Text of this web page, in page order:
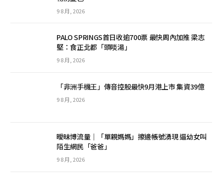
9 8 月, 2026
PALO SPRINGS首日收逾700票 最快周內加推 梁志
堅：食正北都「頭啖湯」
9 8 月, 2026
「非洲手機王」傳音控股最快9月港上市 集資39億
9 8 月, 2026
曖昧博流量｜「單親媽媽」擦邊帳號湧現 逼幼女叫
陌生網民「爸爸」
9 8 月, 2026